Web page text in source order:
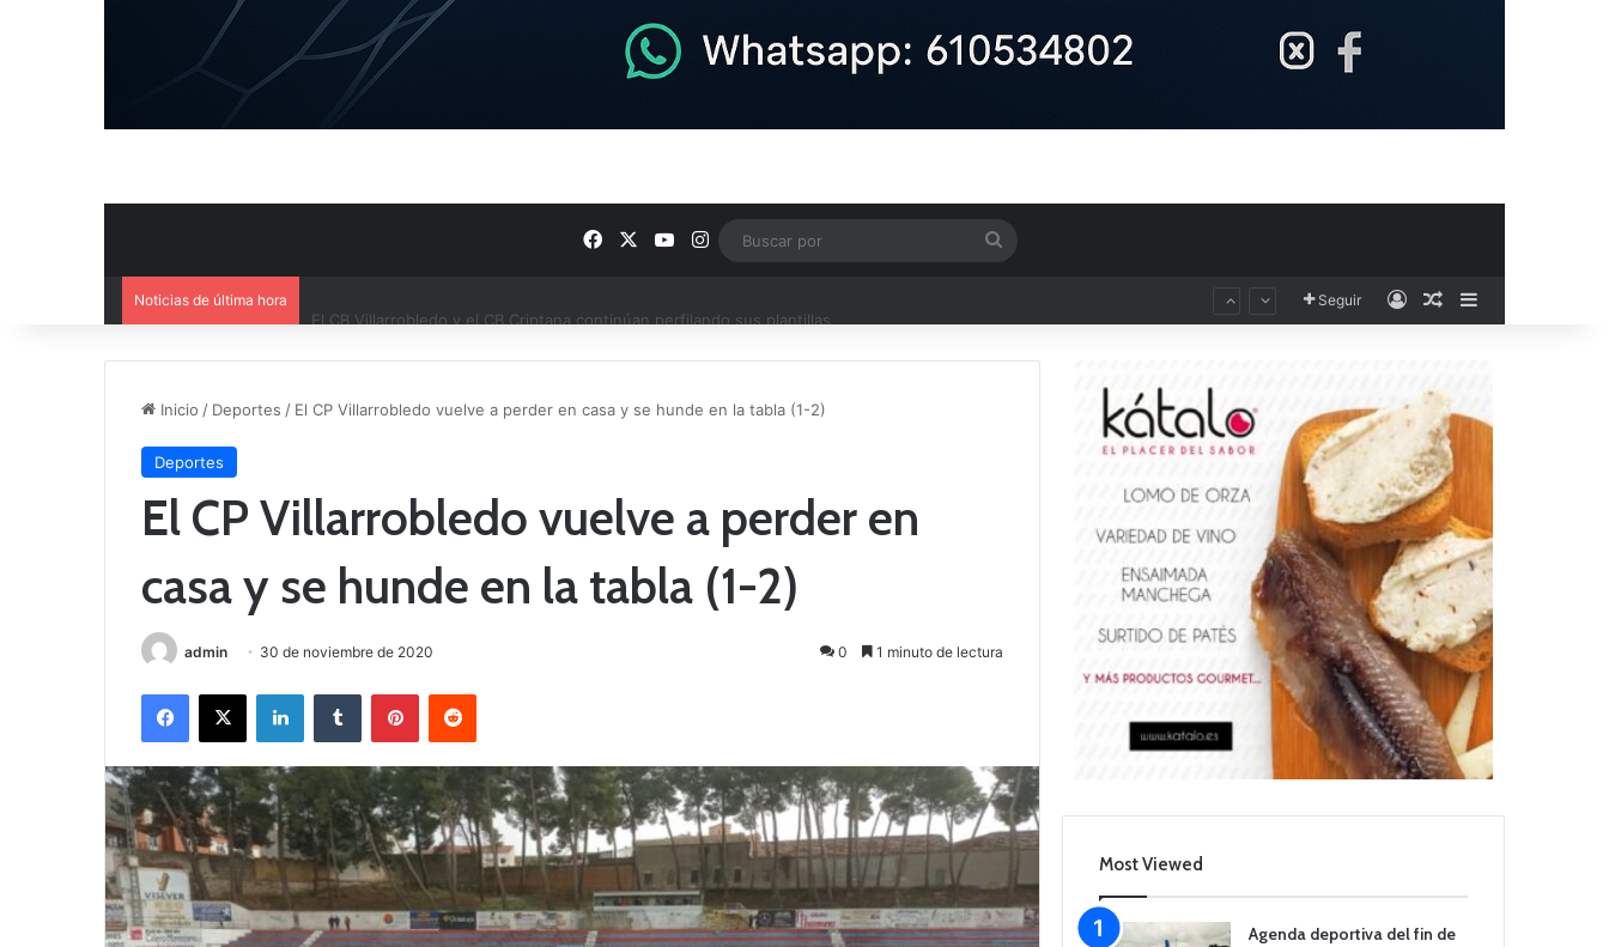
FacebookYouTube
Instagram
Noticias de última hora Seguir AccesoPublicación al
Inicio / Deportes / El CP Villarrobledo vuelve a perder en casa y se hunde en la tabla (1-2)
Deportes
El CP Villarrobledo vuelve a perder en
casa y se hunde en la tabla (1-2)
admin 30 de noviembre de 2020 0 1 minuto de lectura
Most Viewed
Agenda deportiva del fin de